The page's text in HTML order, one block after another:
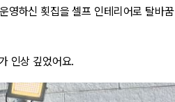
영하신 횟집을 셀프 인테리어로 탈바꿈
인상 깊었어요.